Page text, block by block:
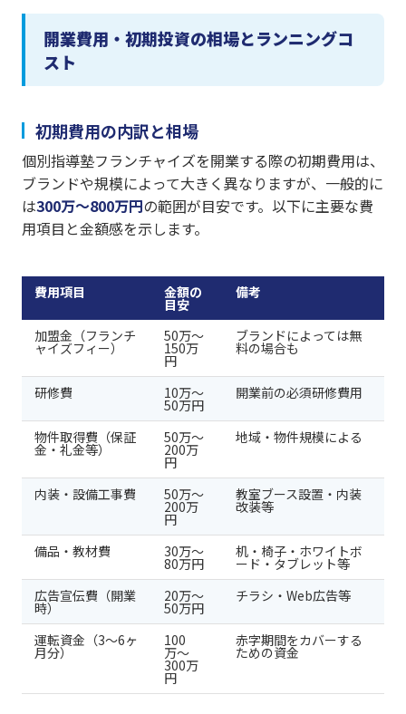
開業費用・初期投資の相場とランニングコ
スト
初期費用の内訳と相場
個別指導塾フランチャイズを開業する際の初期費用は、
ブランドや規模によって大きく異なりますが、一般的に
は300万〜800万円の範囲が目安です。以下に主要な費
用項目と金額感を示します。
費用項目 金額の
目安
備考
加盟金（フランチ
ャイズフィー）
50万〜
150万
円
ブランドによっては無
料の場合も
研修費 10万〜
50万円
開業前の必須研修費用
物件取得費（保証
金・礼金等）
50万〜
200万
円
地域・物件規模による
内装・設備工事費 50万〜
200万
円
教室ブース設置・内装
改装等
備品・教材費 30万〜
80万円
机・椅子・ホワイトボ
ード・タブレット等
広告宣伝費（開業
時）
20万〜
50万円
チラシ・Web広告等
運転資金（3〜6ヶ
月分）
100
万〜
300万
円
赤字期間をカバーする
ための資金